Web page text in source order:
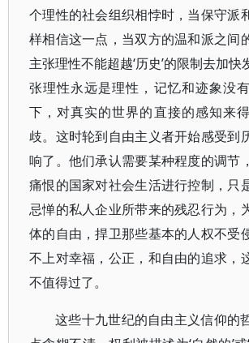
个理性的社会组织相悖时，当保守派
样相信这一点，当双方的温和派之间
主张理性不能超越‘历史’的限制去加
张理性永远是理性，记忆和迹象没
下，对真实的世界的直接的感知来
歧。这时轮到自由主义者开始感受到
响了。他们承认需要某种程度的调节
痛恨的国家对社会生活进行控制，只
忌惮的私人企业所带来的残忍行为，
体的自由，捍卫那些基本的人权不受
不上对幸福，公正，和自由的追求，
不值得过了。
这些十九世纪的自由主义信仰的